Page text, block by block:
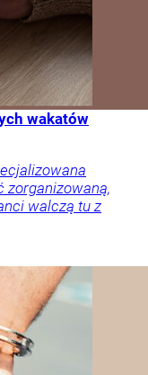
wakatów
zorganizowaną,
walczą tu z